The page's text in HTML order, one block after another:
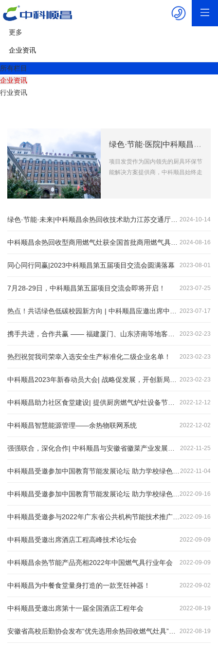
更多
企业资讯
所有栏目
企业资讯
行业资讯
绿色·节能·医院|中科顺昌余热回收技术助力大连大学附属新华医院新院区（三级甲等）圆满交付
项目发货作为国内领先的厨具环保节
能解决方案提供商，中科顺昌始终走
2024-10-14
绿色·节能·未来|中科顺昌余热回收技术助力江苏交通厅项目圆满交付
2024-08-16
中科顺昌余热回收型商用燃气灶获全国首批商用燃气具3C认证！！
2023-08-01
同心同行同赢|2023中科顺昌第五届项目交流会圆满落幕
2023-07-25
7月28-29日，中科顺昌第五届项目交流会即将开启！
2023-07-17
热点！共话绿色低碳校园新方向 | 中科顺昌应邀出席中国教育节能发展论坛
2023-02-23
携手共进，合作共赢 —— 福建厦门、山东济南等地客户来我司参观考察
2023-02-23
热烈祝贺我司荣幸入选安全生产标准化二级企业名单！
2023-02-23
中科顺昌2023年新春动员大会| 战略促发展，开创新局面！
2022-12-12
中科顺昌助力社区食堂建设| 提供厨房燃气炉灶设备节能解决方案！
2022-12-02
中科顺昌智慧能源管理——余热物联网系统
2022-11-25
强强联合，深化合作| 中科顺昌与安徽省徽菜产业发展促进会达成战略合作！
2022-11-04
中科顺昌受邀参加中国教育节能发展论坛 助力学校绿色食堂建设
2022-09-16
中科顺昌受邀参加中国教育节能发展论坛 助力学校绿色食堂建设
2022-09-16
中科顺昌受邀参与2022年广东省公共机构节能技术推广和项目对接展会
2022-09-09
中科顺昌受邀出席酒店工程高峰技术论坛会
2022-09-09
中科顺昌余热节能产品亮相2022年中国燃气具行业年会
2022-09-02
中科顺昌为中餐食堂量身打造的一款烹饪神器！
2022-08-19
中科顺昌受邀出席第十一届全国酒店工程年会
2022-08-19
​安徽省高校后勤协会发布“优先选用余热回收燃气灶具”的倡议书